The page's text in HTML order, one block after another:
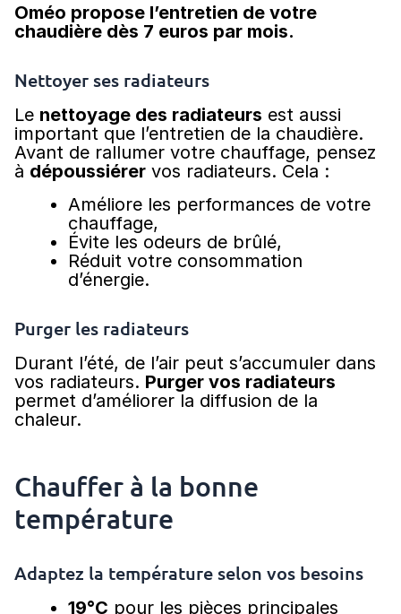
Oméo propose l’entretien de votre
chaudière dès 7 euros par mois.
Nettoyer ses radiateurs
Le nettoyage des radiateurs est aussi
important que l’entretien de la chaudière.
Avant de rallumer votre chauffage, pensez
à dépoussiérer vos radiateurs. Cela :
Améliore les performances de votre
chauffage,
Évite les odeurs de brûlé,
Réduit votre consommation
d’énergie.
Purger les radiateurs
Durant l’été, de l’air peut s’accumuler dans
vos radiateurs. Purger vos radiateurs
permet d’améliorer la diffusion de la
chaleur.
Chauffer à la bonne
température
Adaptez la température selon vos besoins
19°C pour les pièces principales